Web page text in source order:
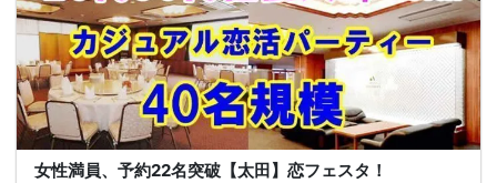
女性満員、予約22名突破【太田】恋フェスタ！